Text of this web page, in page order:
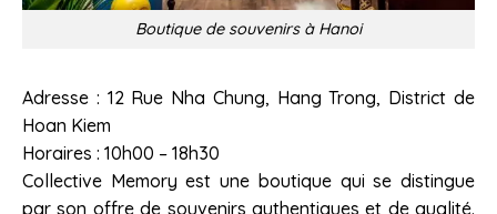
Boutique de souvenirs à Hanoi
Adresse : 12 Rue Nha Chung, Hang Trong, District de
Hoan Kiem
Horaires : 10h00 – 18h30
Collective Memory est une boutique qui se distingue
par son offre de souvenirs authentiques et de qualité.